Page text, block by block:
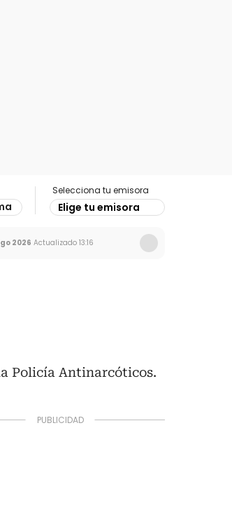
Selecciona tu emisora
Elige tu emisora
2026 Actualizado 13:16
Policía Antinarcóticos.